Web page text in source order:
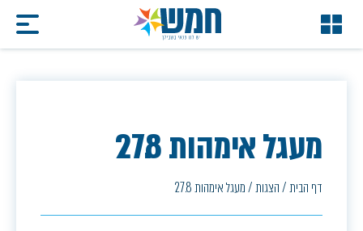
מעגל אימהות 27.8
דף הבית/הצגות/מעגל אימהות 27.8